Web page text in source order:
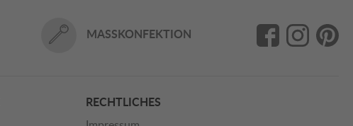
MASSKONFEKTION
RECHTLICHES